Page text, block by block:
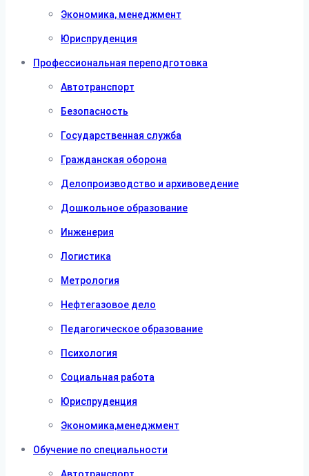
Экономика, менеджмент
Юриспруденция
Профессиональная переподготовка
Автотранспорт
Безопасность
Государственная служба
Гражданская оборона
Делопроизводство и архивоведение
Дошкольное образование
Инженерия
Логистика
Метрология
Нефтегазовое дело
Педагогическое образование
Психология
Социальная работа
Юриспруденция
Экономика,менеджмент
Обучение по специальности